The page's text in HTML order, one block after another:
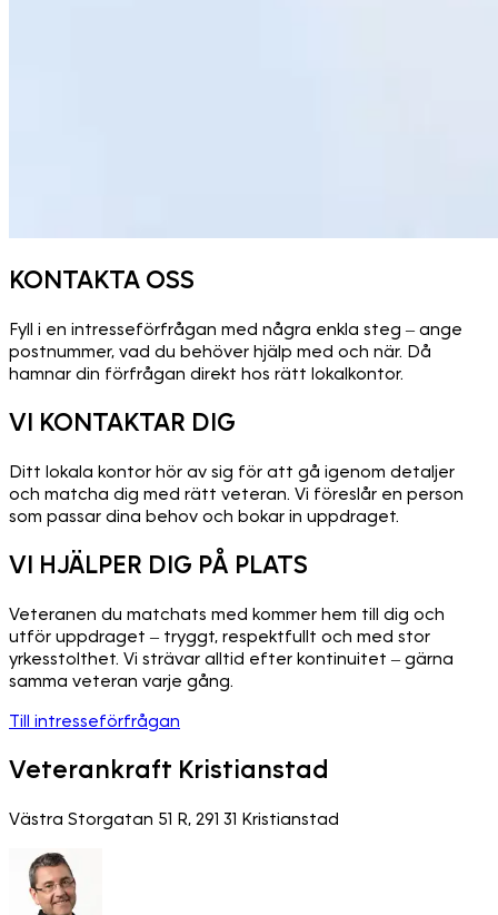
KONTAKTA OSS
Fyll i en intresseförfrågan med några enkla steg – ange
postnummer, vad du behöver hjälp med och när. Då
hamnar din förfrågan direkt hos rätt lokalkontor.
VI KONTAKTAR DIG
Ditt lokala kontor hör av sig för att gå igenom detaljer
och matcha dig med rätt veteran. Vi föreslår en person
som passar dina behov och bokar in uppdraget.
VI HJÄLPER DIG PÅ PLATS
Veteranen du matchats med kommer hem till dig och
utför uppdraget – tryggt, respektfullt och med stor
yrkesstolthet. Vi strävar alltid efter kontinuitet – gärna
samma veteran varje gång.
Till intresseförfrågan
Veterankraft Kristianstad
Västra Storgatan 51 R, 291 31 Kristianstad